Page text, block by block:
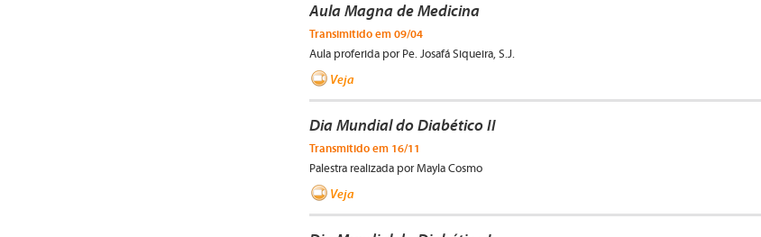
Aula Magna de Medicina
Transimitido em 09/04
Aula proferida por Pe. Josafá Siqueira, S.J.
Veja
Dia Mundial do Diabético II
Transmitido em 16/11
Palestra realizada por Mayla Cosmo
Veja